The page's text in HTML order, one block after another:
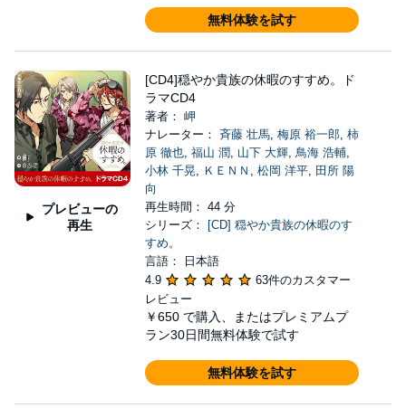
無料体験を試す
プレビューの
再生
[CD4]穏やか貴族の休暇のすすめ。ド
ラマCD4
著者： 岬
ナレーター： 斉藤 壮馬, 梅原 裕一郎, 柿
原 徹也, 福山 潤, 山下 大輝, 鳥海 浩輔,
小林 千晃, ＫＥＮＮ , 松岡 洋平, 田所 陽
向
再生時間： 44 分
シリーズ：
[CD] 穏やか貴族の休暇のす
すめ。
言語： 日本語
4.9
63件のカスタマー
レビュー
￥650 で購入、またはプレミアムプ
ラン30日間無料体験で試す
無料体験を試す